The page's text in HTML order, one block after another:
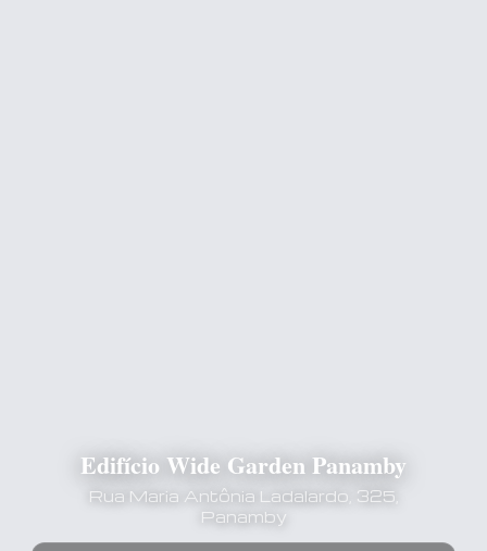
Edifício Wide Garden Panamby
Rua Maria Antônia Ladalardo, 325,
Panamby